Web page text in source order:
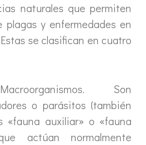
naturales que permiten
plagas y enfermedades en
se clasifican en cuatro
Son
o parásitos (también
«fauna auxiliar» o «fauna
actúan normalmente